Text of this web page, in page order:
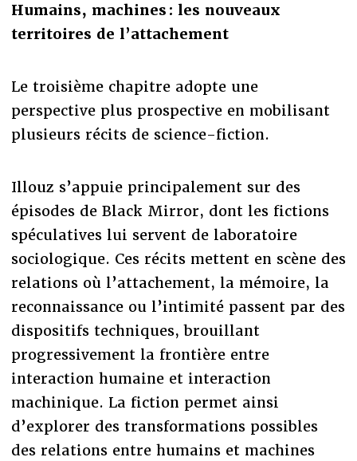
Humains, machines : les nouveaux
territoires de l’attachement
Le troisième chapitre adopte une
perspective plus prospective en mobilisant
plusieurs récits de science-fiction.
Illouz s’appuie principalement sur des
épisodes de Black Mirror, dont les fictions
spéculatives lui servent de laboratoire
sociologique. Ces récits mettent en scène des
relations où l’attachement, la mémoire, la
reconnaissance ou l’intimité passent par des
dispositifs techniques, brouillant
progressivement la frontière entre
interaction humaine et interaction
machinique. La fiction permet ainsi
d’explorer des transformations possibles
des relations entre humains et machines